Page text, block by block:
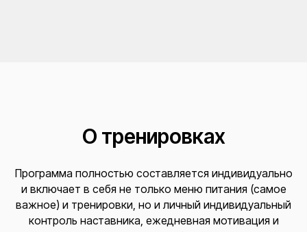
О тренировках
Программа полностью составляется индивидуально
и включает в себя не только меню питания (самое
важное) и тренировки, но и личный индивидуальный
контроль наставника, ежедневная мотивация и